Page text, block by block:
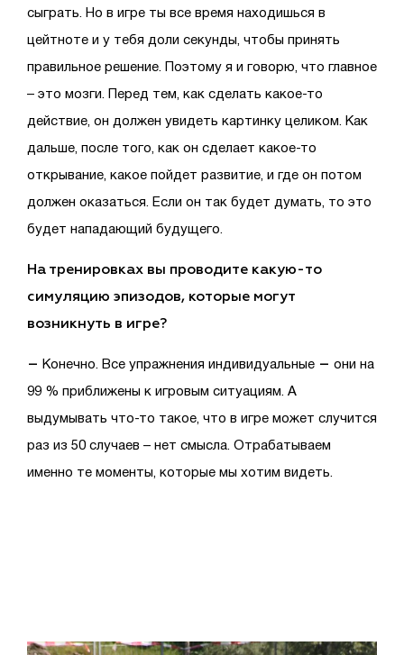
сыграть. Но в игре ты все время находишься в
цейтноте и у тебя доли секунды, чтобы принять
правильное решение. Поэтому я и говорю, что главное
– это мозги. Перед тем, как сделать какое-то
действие, он должен увидеть картинку целиком. Как
дальше, после того, как он сделает какое-то
открывание, какое пойдет развитие, и где он потом
должен оказаться. Если он так будет думать, то это
будет нападающий будущего.
На тренировках вы проводите какую-то
симуляцию эпизодов, которые могут
возникнуть в игре?
– Конечно. Все упражнения индивидуальные – они на
99 % приближены к игровым ситуациям. А
выдумывать что-то такое, что в игре может случится
раз из 50 случаев – нет смысла. Отрабатываем
именно те моменты, которые мы хотим видеть.